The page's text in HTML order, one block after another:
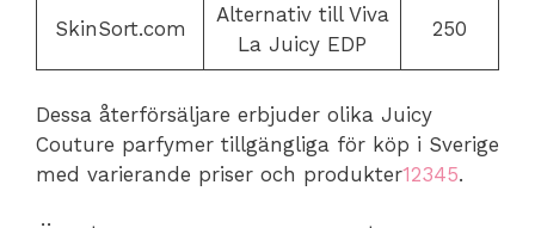
SkinSort.com
Alternativ till Viva
La Juicy EDP
250
Dessa återförsäljare erbjuder olika Juicy
Couture parfymer tillgängliga för köp i Sverige
med varierande priser och produkter12345.